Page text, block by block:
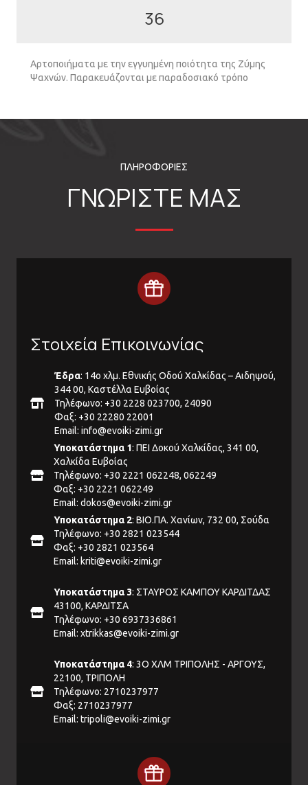
36
Αρτοποιήματα με την εγγυημένη ποιότητα της Ζύμης
Ψαχνών. Παρακευάζονται με παραδοσιακό τρόπο
ΠΛΗΡΟΦΟΡΙΕΣ
ΓΝΩΡΙΣΤΕ ΜΑΣ
Στοιχεία Επικοινωνίας
Έδρα: 14ο χλμ. Εθνικής Οδού Χαλκίδας – Αιδηψού,
344 00, Καστέλλα Ευβοίας
Τηλέφωνο: +30 2228 023700, 24090
Φαξ: +30 22280 22001
Email: info@evoiki-zimi.gr
Υποκατάστημα 1: ΠΕΙ Δοκού Χαλκίδας, 341 00,
Χαλκίδα Ευβοίας
Τηλέφωνο: +30 2221 062248, 062249
Φαξ: +30 2221 062249
Email: dokos@evoiki-zimi.gr
Υποκατάστημα 2: ΒΙΟ.ΠΑ. Χανίων, 732 00, Σούδα
Τηλέφωνο: +30 2821 023544
Φαξ: +30 2821 023564
Email: kriti@evoiki-zimi.gr
Υποκατάστημα 3: ΣΤΑΥΡΟΣ ΚΑΜΠΟΥ ΚΑΡΔΙΤΔΑΣ
43100, ΚΑΡΔΙΤΣΑ
Τηλέφωνο: +30 6937336861
Email: xtrikkas@evoiki-zimi.gr
Υποκατάστημα 4: 3Ο ΧΛΜ ΤΡΙΠΟΛΗΣ - ΑΡΓΟΥΣ,
22100, ΤΡΙΠΟΛΗ
Τηλέφωνο: 2710237977
Φαξ: 2710237977
Email: tripoli@evoiki-zimi.gr